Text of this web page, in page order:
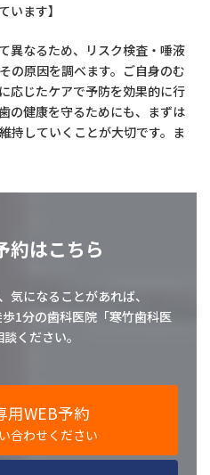
います】
異なるため、リスク検査・唾液
の原因を調べます。ご自身のむ
応じたケアで予防を効果的に行
の健康を守るためにも、まずは
持していくことが大切です。ま
約はこちら
気になることがあれば、
1分の歯科医院「寒竹歯科医
ください。
用WEB予約
合わせください